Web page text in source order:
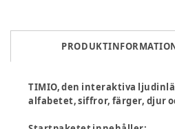
TIMIO, den interaktiva
alfabetet, siffror, färger, djur